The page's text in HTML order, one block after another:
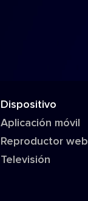
Dispositivo
Aplicación móvil
Reproductor web
Televisión